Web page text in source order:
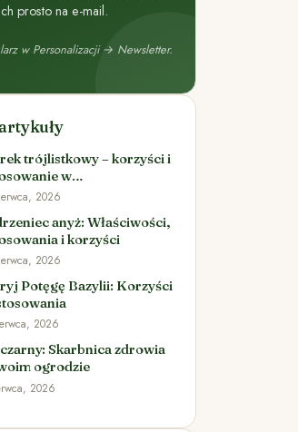
prosto na e-mail.
w Personalizacji → Newsletter.
trójlistkowy – korzyści i
w
2026
anyż: Właściwości,
i korzyści
2026
Potęgę Bazylii: Korzyści
2026
Skarbnica zdrowia
ogrodzie
2026